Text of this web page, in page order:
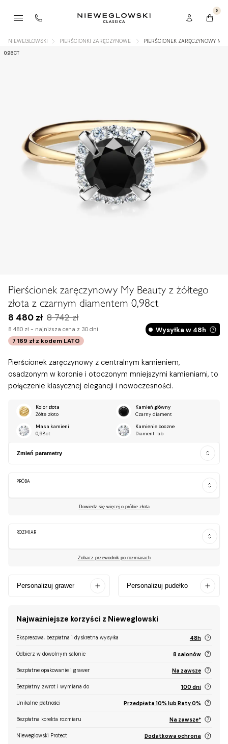
0
NIEWEGLOWSKI PIERŚCIONKI ZARĘCZYNOWE PIERŚCIONEK ZARĘCZYNOWY
0,98CT
Pierścionek zaręczynowy My Beauty z żółtego
złota z czarnym diamentem 0,98ct
8 480 zł 8 742 zł
8 480 zł - najniższa cena z 30 dni
7 169 zł z kodem LATO
Wysyłka w 48h
Pierścionek zaręczynowy z centralnym kamieniem,
osadzonym w koronie i otoczonym mniejszymi kamieniami, to
połączenie klasycznej elegancji i nowoczesności.
Kolor złota
Żółte złoto
Kamień główny
Czarny diament
Masa kamieni
0,98ct
Kamienie boczne
Diament lab
Zmień parametry
PRÓBA
Dowiedz się więcej o próbie złota
ROZMIAR
Zobacz przewodnik po rozmiarach
Personalizuj grawer Personalizuj pudełko
Najważniejsze korzyści z Nieweglowski
Ekspresowa, bezpłatna i dyskretna wysyłka 48h
Odbierz w dowolnym salonie 8 salonów
Bezpłatne opakowanie i grawer Na zawsze
Bezpłatny zwrot i wymiana do 100 dni
Unikalne płatności Przedpłata 10% lub Raty 0%
Bezpłatna korekta rozmiaru Na zawsze*
Nieweglowski Protect Dodatkowa ochrona